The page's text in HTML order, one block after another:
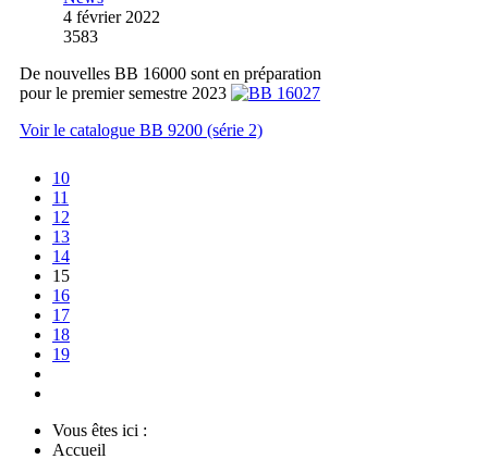
4 février 2022
3583
De nouvelles BB 16000 sont en préparation
pour le premier semestre 2023
Voir le catalogue BB 9200 (série 2)
10
11
12
13
14
15
16
17
18
19
Vous êtes ici :
Accueil